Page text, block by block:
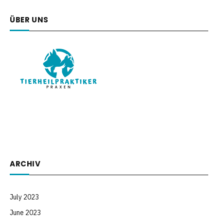
ÜBER UNS
ARCHIV
July 2023
June 2023